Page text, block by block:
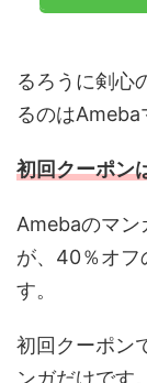
るろうに剣心
るのはAmeba
初回クーポン
Amebaのマン
が、40％オフ
す。
初回クーポン
ンガだけです。